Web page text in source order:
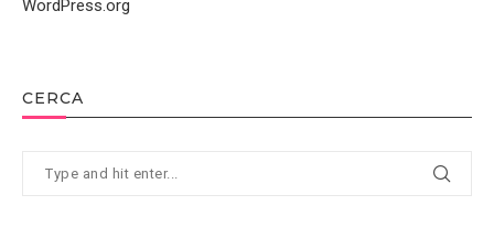
CERCA
WordPress.org